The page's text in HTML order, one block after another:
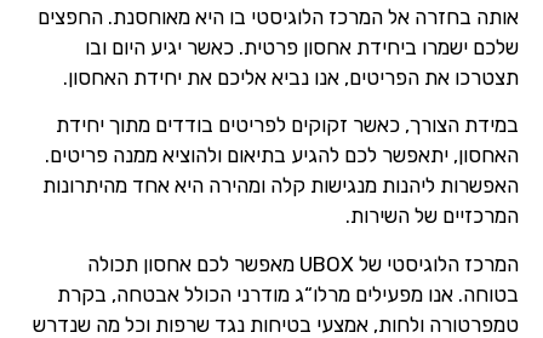
אותה בחזרה אל המרכז הלוגיסטי בו היא מאוחסנת. החפצים
שלכם ישמרו ביחידת אחסון פרטית. כאשר יגיע היום ובו
תצטרכו את הפריטים, אנו נביא אליכם את יחידת האחסון.
במידת הצורך, כאשר זקוקים לפריטים בודדים מתוך יחידת
האחסון, יתאפשר לכם להגיע בתיאום ולהוציא ממנה פריטים.
האפשרות ליהנות מנגישות קלה ומהירה היא אחד מהיתרונות
המרכזיים של השירות.
המרכז הלוגיסטי של UBOX מאפשר לכם אחסון תכולה
בטוחה. אנו מפעילים מרלו“ג מודרני הכולל אבטחה, בקרת
טמפרטורה ולחות, אמצעי בטיחות נגד שרפות וכל מה שנדרש